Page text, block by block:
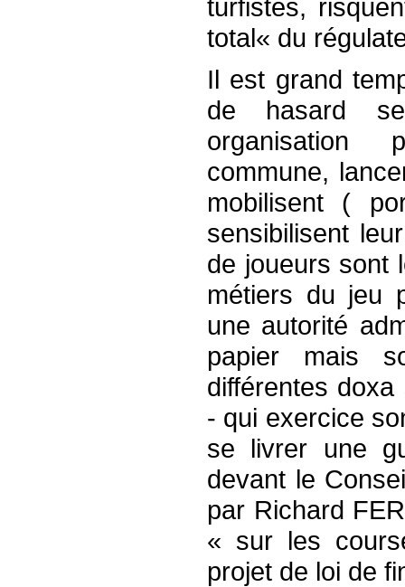
turfistes,
total« du
Il est grand
de hasard
organisation
commune,
mobilisent (
sensibilisent
de joueurs sont
métiers du jeu
une autorité
papier mais
différentes
- qui exercice
se livrer une
devant le
par Richard
« sur les
projet de loi de